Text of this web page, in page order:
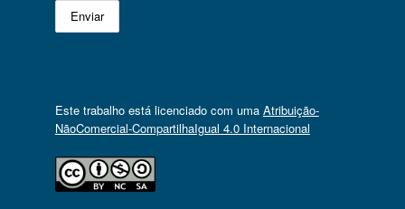
Este trabalho está licenciado com uma Atribuição-
NãoComercial-CompartilhaIgual 4.0 Internacional